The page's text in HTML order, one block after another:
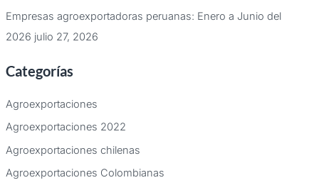
Empresas agroexportadoras peruanas: Enero a Junio del
2026 julio 27, 2026
Categorías
Agroexportaciones
Agroexportaciones 2022
Agroexportaciones chilenas
Agroexportaciones Colombianas